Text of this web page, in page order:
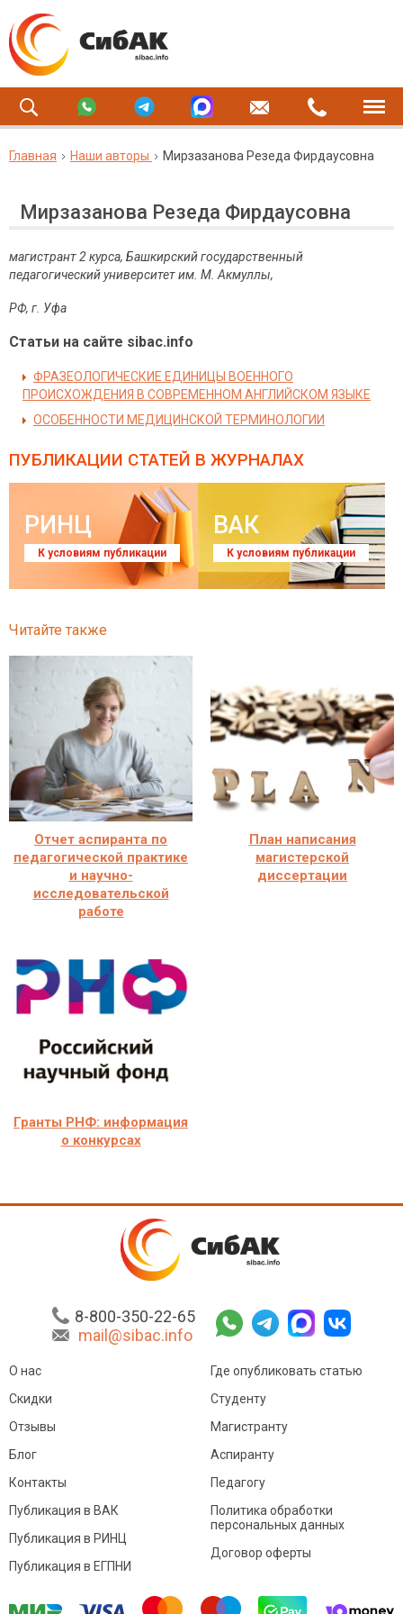
Главная Наши авторы Мирзазанова Резеда Фирдаусовна
Мирзазанова Резеда Фирдаусовна
магистрант 2 курса, Башкирский государственный
педагогический университет им. М. Акмуллы,
РФ, г. Уфа
Статьи на сайте sibac.info
ФРАЗЕОЛОГИЧЕСКИЕ ЕДИНИЦЫ ВОЕННОГО
ПРОИСХОЖДЕНИЯ В СОВРЕМЕННОМ АНГЛИЙСКОМ ЯЗЫКЕ
ОСОБЕННОСТИ МЕДИЦИНСКОЙ ТЕРМИНОЛОГИИ
ПУБЛИКАЦИИ СТАТЕЙ В ЖУРНАЛАХ
РИНЦ
К условиям публикации
ВАК
К условиям публикации
Читайте также
Отчет аспиранта по
педагогической практике
и научно-
исследовательской
работе
План написания
магистерской
диссертации
Гранты РНФ: информация
о конкурсах
8-800-350-22-65
mail@sibac.info
О нас
Скидки
Отзывы
Блог
Контакты
Где опубликовать статью
Студенту
Магистранту
Аспиранту
Педагогу
Публикация в ВАК
Публикация в РИНЦ
Публикация в ЕГПНИ
Политика обработки
персональных данных
Договор оферты